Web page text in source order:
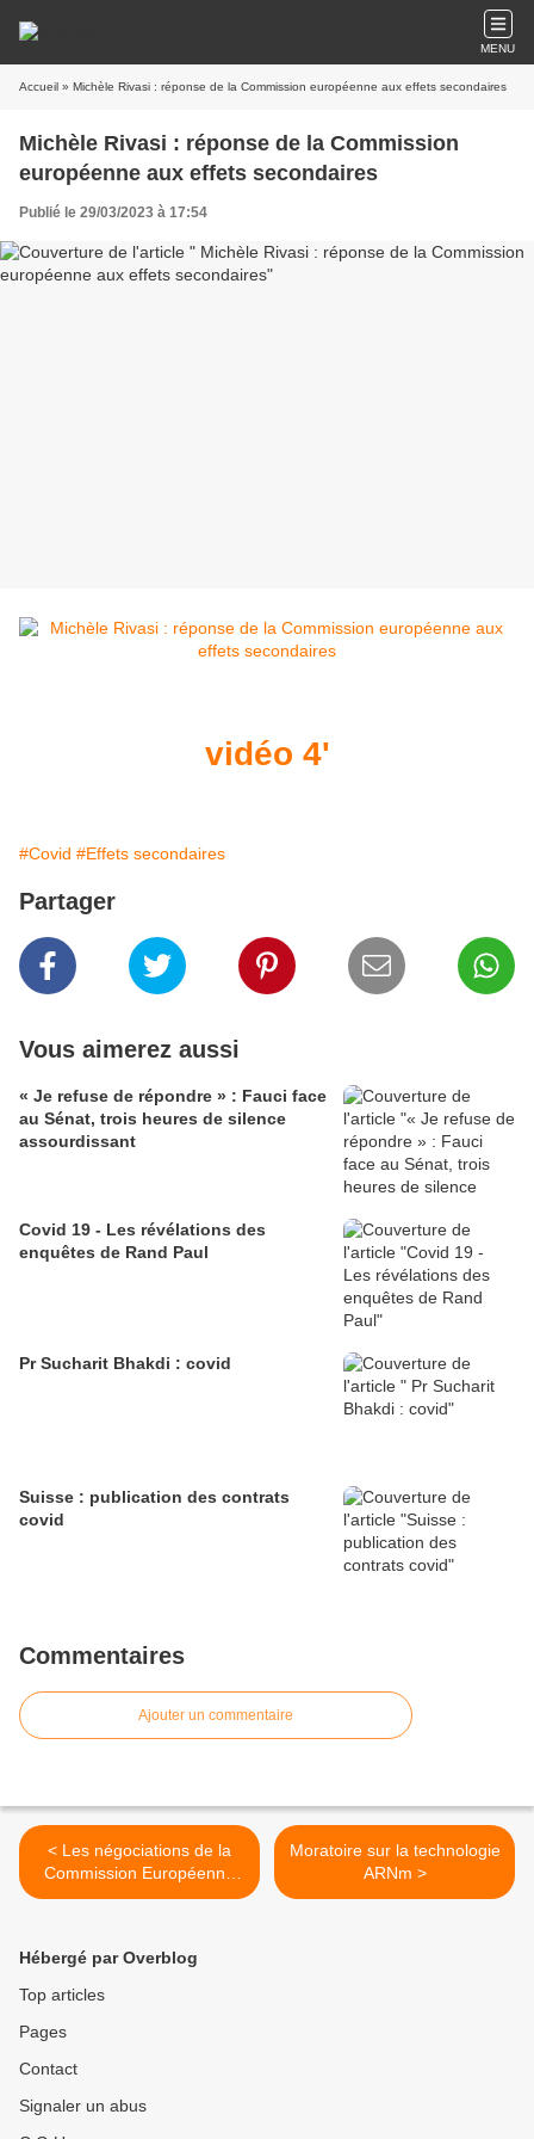
MENU
Accueil » Michèle Rivasi : réponse de la Commission européenne aux effets secondaires
Michèle Rivasi : réponse de la Commission
européenne aux effets secondaires
Publié le 29/03/2023 à 17:54
vidéo 4'
#Covid #Effets secondaires
Partager
Vous aimerez aussi
« Je refuse de répondre » : Fauci face
au Sénat, trois heures de silence
assourdissant
Covid 19 - Les révélations des
enquêtes de Rand Paul
Pr Sucharit Bhakdi : covid
Suisse : publication des contrats
covid
Commentaires
Ajouter un commentaire
< Les négociations de la
Commission Européenne
avec Pfizer
Moratoire sur la technologie
ARNm >
Hébergé par Overblog
Top articles
Pages
Contact
Signaler un abus